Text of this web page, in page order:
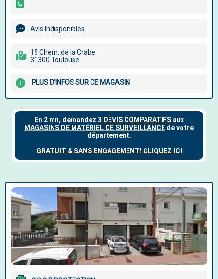
Avis Indisponibles
15 Chem. de la Crabe
31300 Toulouse
PLUS D'INFOS SUR CE MAGASIN